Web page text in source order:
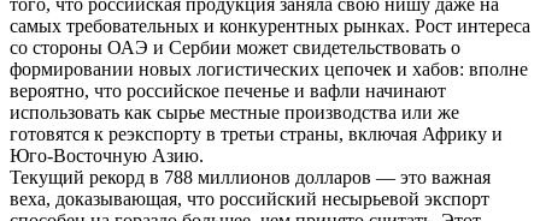
самых требовательных и конкурентных рынках. Рост интереса
со стороны ОАЭ и Сербии может свидетельствовать о
формировании новых логистических цепочек и хабов: вполне
вероятно, что российское печенье и вафли начинают
использовать как сырье местные производства или же
готовятся к реэкспорту в третьи страны, включая Африку и
Юго-Восточную Азию.
Текущий рекорд в 788 миллионов долларов — это важная
веха, доказывающая, что российский несырьевой экспорт